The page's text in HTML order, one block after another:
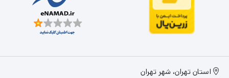
استان تهران، شهر تهران